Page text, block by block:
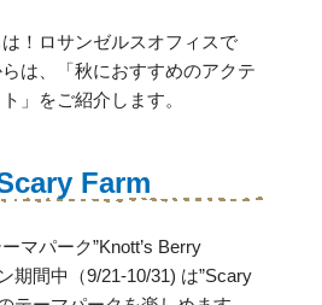
！ロサンゼルスオフィスで
は、「秋におすすめのアクテ
」をご紹介します。
Farm
マパーク”Knott’s Berry
期間中（9/21-10/31) は”Scary